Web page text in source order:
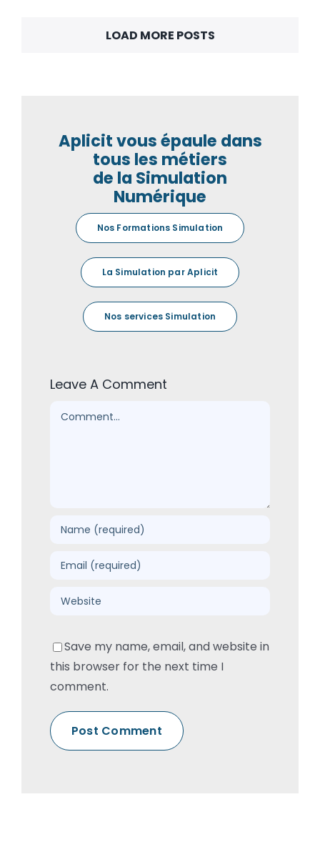
LOAD MORE POSTS
Aplicit vous épaule dans
tous les métiers
de la Simulation
Numérique
Nos Formations Simulation
La Simulation par Aplicit
Nos services Simulation
Leave A Comment
Comment
Save my name, email, and website in
this browser for the next time I
comment.